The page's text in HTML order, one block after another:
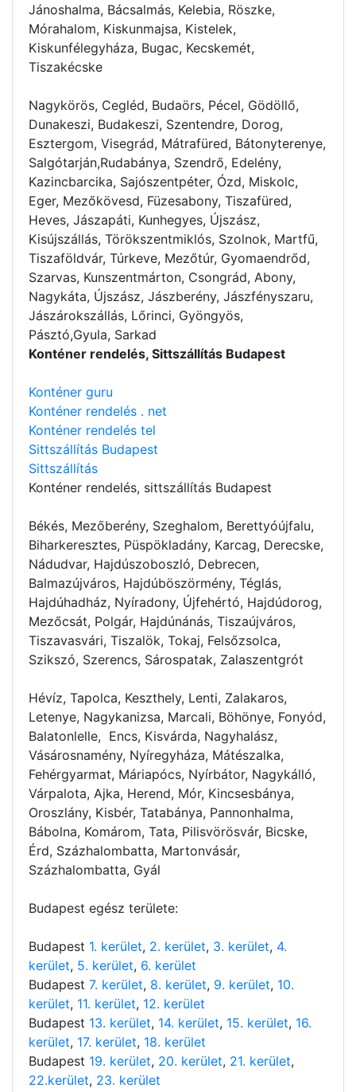
Jánoshalma, Bácsalmás, Kelebia, Röszke,
Mórahalom, Kiskunmajsa, Kistelek,
Kiskunfélegyháza, Bugac, Kecskemét,
Tiszakécske
Nagykörös, Cegléd, Budaörs, Pécel, Gödöllő,
Dunakeszi, Budakeszi, Szentendre, Dorog,
Esztergom, Visegrád, Mátrafüred, Bátonyterenye,
Salgótarján,Rudabánya, Szendrő, Edelény,
Kazincbarcika, Sajószentpéter, Ózd, Miskolc,
Eger, Mezőkövesd, Füzesabony, Tiszafüred,
Heves, Jászapáti, Kunhegyes, Újszász,
Kisújszállás, Törökszentmiklós, Szolnok, Martfű,
Tiszaföldvár, Túrkeve, Mezőtúr, Gyomaendrőd,
Szarvas, Kunszentmárton, Csongrád, Abony,
Nagykáta, Újszász, Jászberény, Jászfényszaru,
Jászárokszállás, Lőrinci, Gyöngyös,
Pásztó,Gyula, Sarkad
Konténer rendelés, Sittszállítás Budapest
Konténer guru
Konténer rendelés . net
Konténer rendelés tel
Sittszállítás Budapest
Sittszállítás
Konténer rendelés, sittszállítás Budapest
Békés, Mezőberény, Szeghalom, Berettyóújfalu,
Biharkeresztes, Püspökladány, Karcag, Derecske,
Nádudvar, Hajdúszoboszló, Debrecen,
Balmazújváros, Hajdúböszörmény, Téglás,
Hajdúhadház, Nyíradony, Újfehértó, Hajdúdorog,
Mezőcsát, Polgár, Hajdúnánás, Tiszaújváros,
Tiszavasvári, Tiszalök, Tokaj, Felsőzsolca,
Szikszó, Szerencs, Sárospatak, Zalaszentgrót
Hévíz, Tapolca, Keszthely, Lenti, Zalakaros,
Letenye, Nagykanizsa, Marcali, Böhönye, Fonyód,
Balatonlelle, Encs, Kisvárda, Nagyhalász,
Vásárosnamény, Nyíregyháza, Mátészalka,
Fehérgyarmat, Máriapócs, Nyírbátor, Nagykálló,
Várpalota, Ajka, Herend, Mór, Kincsesbánya,
Oroszlány, Kisbér, Tatabánya, Pannonhalma,
Bábolna, Komárom, Tata, Pilisvörösvár, Bicske,
Érd, Százhalombatta, Martonvásár,
Százhalombatta, Gyál
Budapest egész területe:
Budapest 1. kerület, 2. kerület, 3. kerület, 4.
kerület, 5. kerület, 6. kerület
Budapest 7. kerület, 8. kerület, 9. kerület, 10.
kerület, 11. kerület, 12. kerület
Budapest 13. kerület, 14. kerület, 15. kerület, 16.
kerület, 17. kerület, 18. kerület
Budapest 19. kerület, 20. kerület, 21. kerület,
22.kerület, 23. kerület